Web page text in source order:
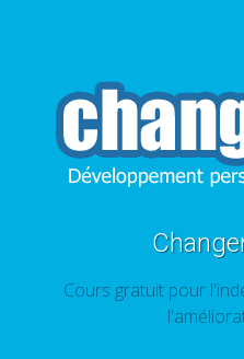
Cours gratuit pour